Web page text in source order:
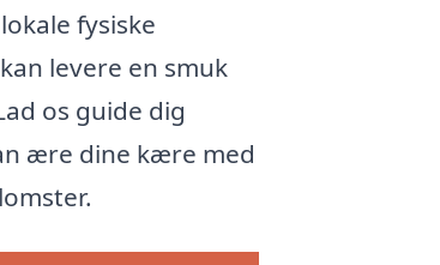
fysiske
levere en smuk
os guide dig
ære dine kære med